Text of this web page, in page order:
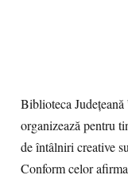
Biblioteca
organizează pentru
de întâlniri creative
Conform celor